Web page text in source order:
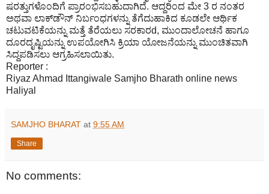
ಷರತ್ತುಗಳೊಂದಿಗೆ ಪ್ರಾರಂಭಿಸಬಹುದಾಗಿದೆ. ಆದ್ದರಿಂದ ಮೇ 3 ರ ನಂತರ
ಅಥವಾ ಲಾಕ್‌ಡೌನ್ ನಿರ್ಬಂಧಗಳನ್ನು ತೆಗೆದುಹಾಕಿದ ಕೂಡಲೇ ಆರ್ಥಿಕ
ಚಟುವಟಿಕೆಯನ್ನು ಮತ್ತೆ ತೆರೆಯಲು ಸರಕಾರd, ಮುಂದಾಲೋಚನೆ ಹಾಗೂ
ದೂರದೃಷ್ಟಿಯನ್ನು ಉಪಯೋಗಿಸಿ ಕ್ರಿಯಾ ಯೋಜನೆಯನ್ನು ಮುಂಚಿತವಾಗಿ
ಸಿದ್ದಪಡಿಸಲು ಆಗ್ರಹಿಸಲಾಯಿತು.
Reporter :
Riyaz Ahmad Ittangiwale Samjho Bharath online news
Haliyal
SAMJHO BHARAT at 9:55 AM
Share
No comments: